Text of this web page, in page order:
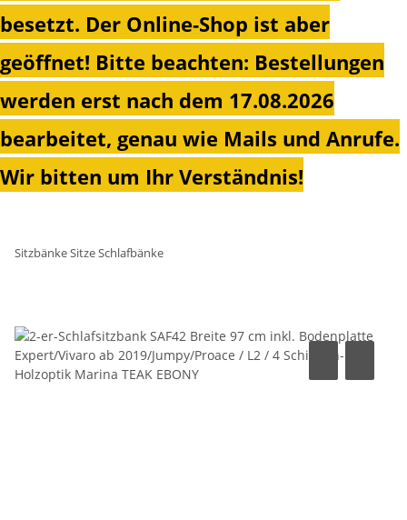
besetzt. Der Online-Shop ist aber
geöffnet! Bitte beachten: Bestellungen
werden erst nach dem 17.08.2026
bearbeitet, genau wie Mails und Anrufe.
Wir bitten um Ihr Verständnis!
Sitzbänke Sitze Schlafbänke